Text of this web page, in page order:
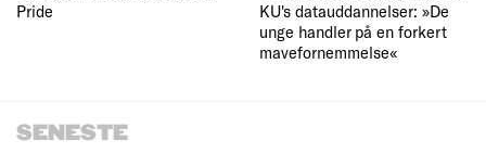
Pride
KU's datauddannelser: »De
unge handler på en forkert
mavefornemmelse«
SENESTE